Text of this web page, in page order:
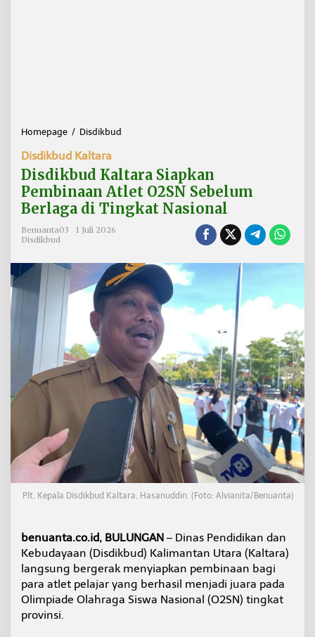
Homepage / Disdikbud
d
i
k
b
u
l
t
a
r
a
S
p
a
m
b
i
n
a
A
t
e
t
O
Disdikbud Kaltara
Disdikbud Kaltara Siapkan
Pembinaan Atlet O2SN Sebelum
Berlaga di Tingkat Nasional
Benuanta03
1 Juli 2026
Disdikbud
Plt. Kepala Disdikbud Kaltara, Hasanuddin. (Foto: Alvianita/Benuanta)
benuanta.co.id, BULUNGAN – Dinas Pendidikan dan
Kebudayaan (Disdikbud) Kalimantan Utara (Kaltara)
langsung bergerak menyiapkan pembinaan bagi
para atlet pelajar yang berhasil menjadi juara pada
Olimpiade Olahraga Siswa Nasional (O2SN) tingkat
provinsi.